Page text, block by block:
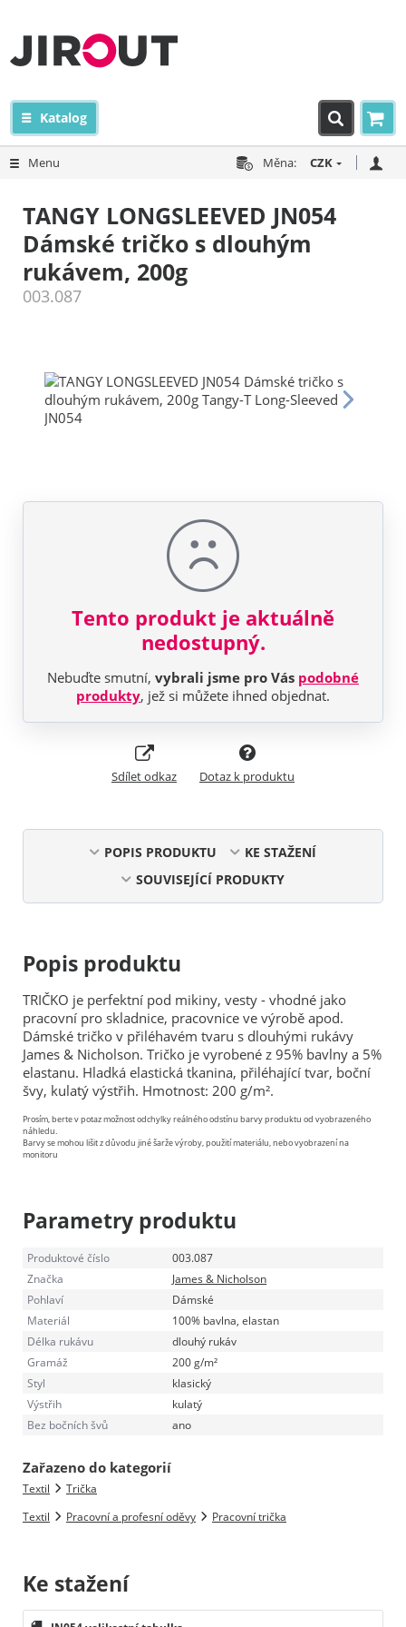
Katalog
Menu Měna: CZK
TANGY LONGSLEEVED JN054
Dámské tričko s dlouhým
rukávem, 200g
003.087
Tento produkt je aktuálně
nedostupný.
Nebuďte smutní, vybrali jsme pro Vás podobné
produkty, jež si můžete ihned objednat.
Sdílet odkaz Dotaz k produktu
POPIS PRODUKTU
KE STAŽENÍ
SOUVISEJÍCÍ PRODUKTY
Popis produktu
TRIČKO je perfektní pod mikiny, vesty - vhodné jako
pracovní pro skladnice, pracovnice ve výrobě apod.
Dámské tričko v přiléhavém tvaru s dlouhými rukávy
James & Nicholson. Tričko je vyrobené z 95% bavlny a 5%
elastanu. Hladká elastická tkanina, přiléhající tvar, boční
švy, kulatý výstřih. Hmotnost: 200 g/m².
Prosím, berte v potaz možnost odchylky reálného odstínu barvy produktu od vyobrazeného
náhledu.
Barvy se mohou lišit z důvodu jiné šarže výroby, použití materiálu, nebo vyobrazení na
monitoru
Parametry produktu
Produktové číslo
003.087
Značka
James & Nicholson
Pohlaví
Dámské
Materiál
100% bavlna, elastan
Délka rukávu
dlouhý rukáv
Gramáž
200 g/m²
Styl
klasický
Výstřih
kulatý
Bez bočních švů
ano
Zařazeno do kategorií
Textil
Trička
Textil
Pracovní a profesní oděvy Pracovní trička
Ke stažení